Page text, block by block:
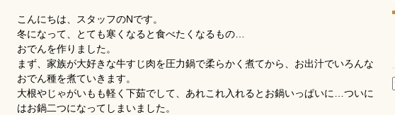
こんにちは、スタッフのNです。
冬になって、とても寒くなると食べたくなるもの…
おでんを作りました。
まず、家族が大好きな牛すじ肉を圧力鍋で柔らかく煮てから、お出汁でいろんな
おでん種を煮ていきます。
大根やじゃがいもも軽く下茹でして、あれこれ入れるとお鍋いっぱいに…ついに
はお鍋二つになってしまいました。